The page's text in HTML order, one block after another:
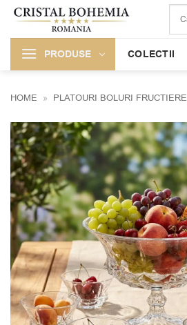
Skip
content
PRODUSE COLECTII
HOME » PLATOURI BOLURI FRUCTIERE